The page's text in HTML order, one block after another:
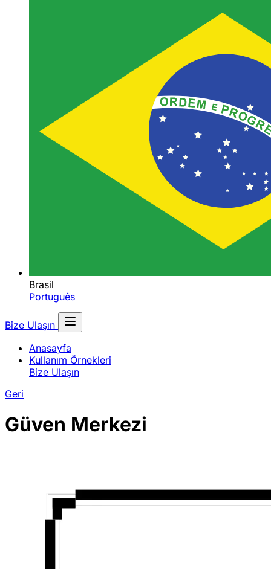
Brasil
Português
Bize Ulaşın
Anasayfa
Kullanım Örnekleri
Bize Ulaşın
Geri
Güven Merkezi